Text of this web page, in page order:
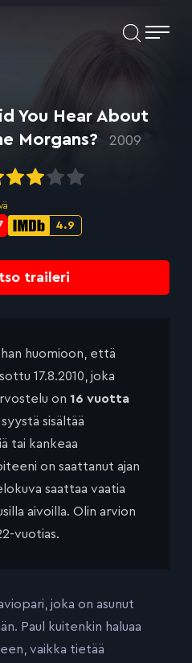
traileri
You Hear About
Morgans?
2009
IMDb-
4.9
huomioon, että
17.8.2010, joka
on 16 vuotta
sisältää
tai kankeaa
on saattanut ajan
saattaa vaatia
aivoilla. Olin arvion
vuotias.
joka on asunut
Paul kuitenkin haluaa
vaikka tietää